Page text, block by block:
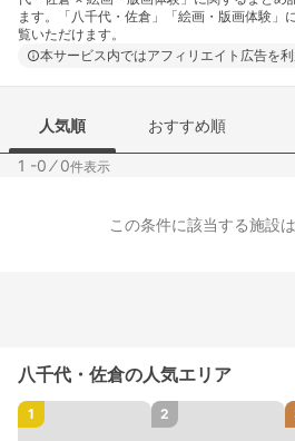
ます。「八千代・佐倉」「絵画・版画体験」
覧いただけます。
本サービス内ではアフィリエイト広告を
人気順 おすすめ順
1 -0 ⁄0件表示
この条件に該当する施設
八千代・佐倉の人気エリア
1 2